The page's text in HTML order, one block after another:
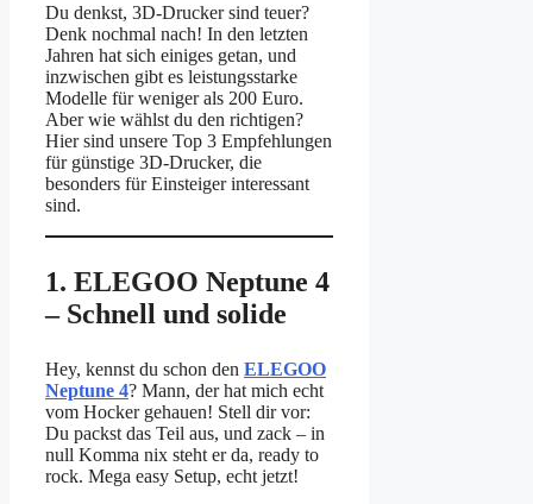
Du denkst, 3D-Drucker sind teuer?
Denk nochmal nach! In den letzten
Jahren hat sich einiges getan, und
inzwischen gibt es leistungsstarke
Modelle für weniger als 200 Euro.
Aber wie wählst du den richtigen?
Hier sind unsere Top 3 Empfehlungen
für günstige 3D-Drucker, die
besonders für Einsteiger interessant
sind.
1. ELEGOO Neptune 4
– Schnell und solide
Hey, kennst du schon den ELEGOO
Neptune 4? Mann, der hat mich echt
vom Hocker gehauen! Stell dir vor:
Du packst das Teil aus, und zack – in
null Komma nix steht er da, ready to
rock. Mega easy Setup, echt jetzt!